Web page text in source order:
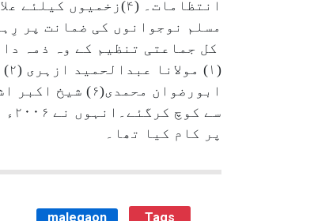
مسلم نوجوانوں کی ضمانت پر
کل جماعتی تنظیم کے وہ ذمہ
ابورضوان
پر کام کیا تھا۔
malegaon Tags